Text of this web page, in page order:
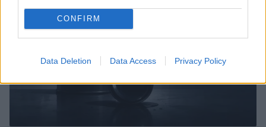
CONFIRM
Data Deletion Data Access Privacy Policy